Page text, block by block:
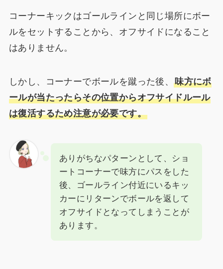
コーナーキックはゴールラインと同じ場所にボー
ルをセットすることから、オフサイドになること
はありません。
しかし、コーナーでボールを蹴った後、味方にボ
ールが当たったらその位置からオフサイドルール
は復活するため注意が必要です。
ありがちなパターンとして、ショ
ートコーナーで味方にパスをした
後、ゴールライン付近にいるキッ
カーにリターンでボールを返して
オフサイドとなってしまうことが
あります。